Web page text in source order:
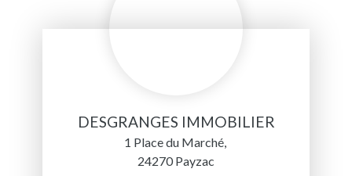
DESGRANGES IMMOBILIER
1 Place du Marché,
24270 Payzac